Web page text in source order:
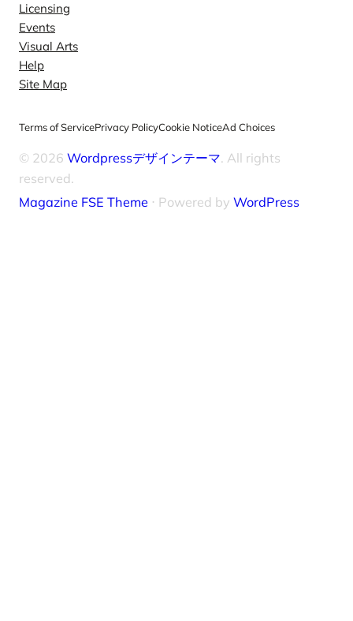
Licensing
Events
Visual Arts
Help
Site Map
Terms of ServicePrivacy PolicyCookie NoticeAd Choices
© 2026 Wordpressデザインテーマ. All rights
reserved.
Magazine FSE Theme ⋅ Powered by WordPress